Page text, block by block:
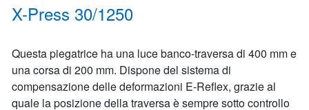
X-Press 30/1250
Questa piegatrice ha una luce banco-traversa di 400 mm e
una corsa di 200 mm. Dispone del sistema di
compensazione delle deformazioni E-Reflex, grazie al
quale la posizione della traversa è sempre sotto controllo